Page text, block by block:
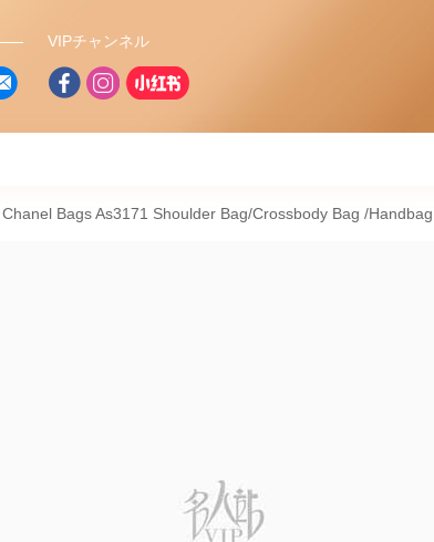
VIPチャンネル
Chanel Bags As3171 Shoulder Bag/Crossbody Bag /Handbag